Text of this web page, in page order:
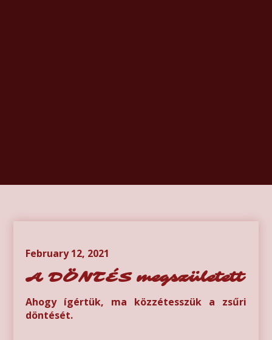
February 12, 2021
A DÖNTÉS megszületett
Ahogy ígértük, ma közzétesszük a zsűri
döntését.